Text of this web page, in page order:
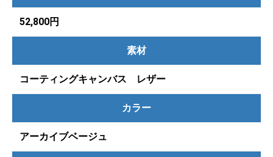
52,800円
素材
コーティングキャンバス レザー
カラー
アーカイブベージュ